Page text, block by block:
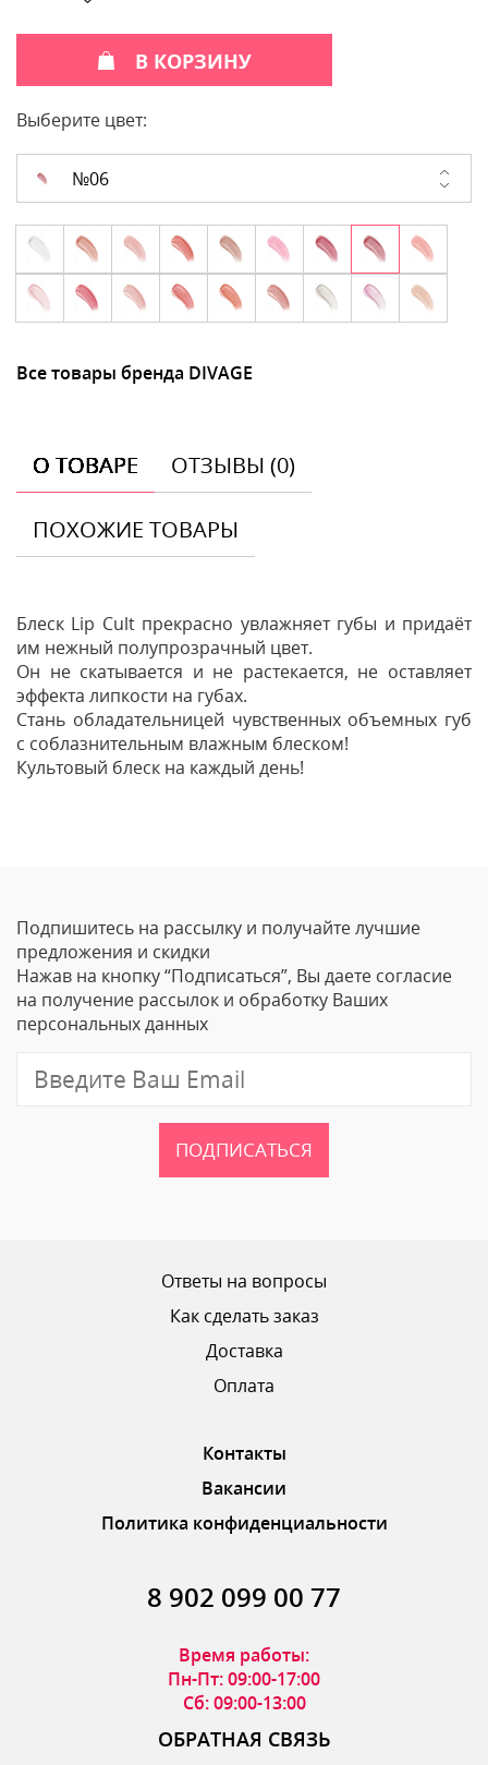
В КОРЗИНУ
Выберите цвет:
№06
Все товары бренда DIVAGE
О ТОВАРЕ ОТЗЫВЫ (0)
ПОХОЖИЕ ТОВАРЫ
Блеск Lip Cult прекрасно увлажняет губы и придаёт
им нежный полупрозрачный цвет.
Он не скатывается и не растекается, не оставляет
эффекта липкости на губах.
Стань обладательницей чувственных объемных губ
с соблазнительным влажным блеском!
Культовый блеск на каждый день!
Ваше Имя
Email
ОТПРАВИТЬ ОТЗЫВ
Подпишитесь на рассылку и получайте лучшие
предложения и скидки
Нажав на кнопку “Подписаться”, Вы даете согласие
на получение рассылок и обработку Ваших
персональных данных
ПОДПИСАТЬСЯ
Ответы на вопросы
Как сделать заказ
Доставка
Оплата
Контакты
Вакансии
Политика конфиденциальности
8 902 099 00 77
Время работы:
Пн-Пт: 09:00-17:00
Сб: 09:00-13:00
ОБРАТНАЯ СВЯЗЬ